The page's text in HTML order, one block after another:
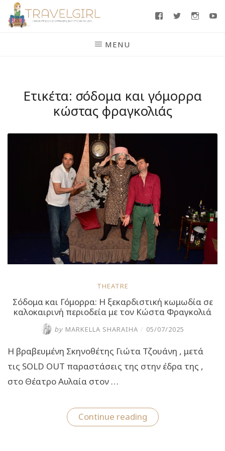
Skip
FacebookTwitter
MENU
Ετικέτα: σόδομα και γόμορρα
κώστας φραγκολιάς
THEATRE
Σόδομα και Γόμορρα: Η ξεκαρδιστική κωμωδία σε
καλοκαιρινή περιοδεία με τον Κώστα Φραγκολιά
by MARKELLA SHARAIHA / 05/07/2025
Η βραβευμένη Σκηνοθέτης Γιώτα Τζουάνη , μετά
τις SOLD OUT παραστάσεις της στην έδρα της ,
στο Θέατρο Αυλαία στον …
Continue reading“Σόδομα
και